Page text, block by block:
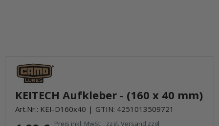
KEITECH Aufkleber - (160 x 40 mm)
Art.Nr.: KEI-D160x40 GTIN: 4251013509721
Preis inkl. MwSt. , zzgl. Versand zzgl.